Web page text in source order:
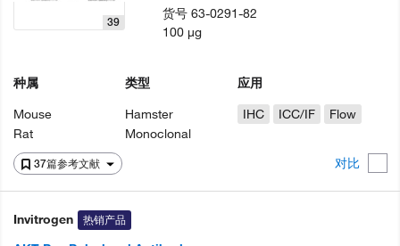
37篇参考文献 对比
39
种属
Mouse
Rat
类型
Hamster
Monoclonal
应用
IHC
ICC/IF Flow
货号63-0291-82
100 µg
Invitrogen 热销产品